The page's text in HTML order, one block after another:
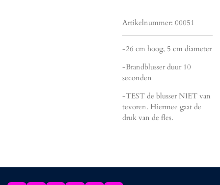
Artikelnummer: 00051
-26 cm hoog, 5 cm diameter
-Brandblusser duur 10
seconden
-TEST de blusser NIET van
tevoren. Hiermee gaat de
druk van de fles.